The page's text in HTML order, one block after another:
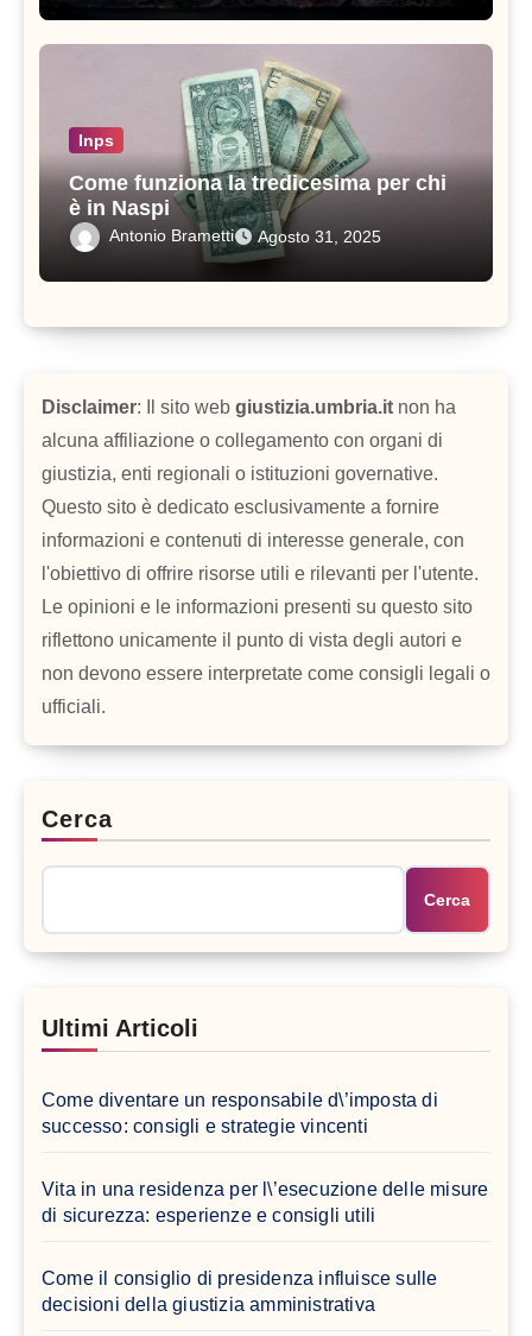
Inps
Come funziona la tredicesima per chi
è in Naspi
Antonio Brametti Agosto 31, 2025
Disclaimer: Il sito web giustizia.umbria.it non ha
alcuna affiliazione o collegamento con organi di
giustizia, enti regionali o istituzioni governative.
Questo sito è dedicato esclusivamente a fornire
informazioni e contenuti di interesse generale, con
l'obiettivo di offrire risorse utili e rilevanti per l'utente.
Le opinioni e le informazioni presenti su questo sito
riflettono unicamente il punto di vista degli autori e
non devono essere interpretate come consigli legali o
ufficiali.
Cerca
Cerca
Ultimi Articoli
Come diventare un responsabile d\’imposta di
successo: consigli e strategie vincenti
Vita in una residenza per l\’esecuzione delle misure
di sicurezza: esperienze e consigli utili
Come il consiglio di presidenza influisce sulle
decisioni della giustizia amministrativa